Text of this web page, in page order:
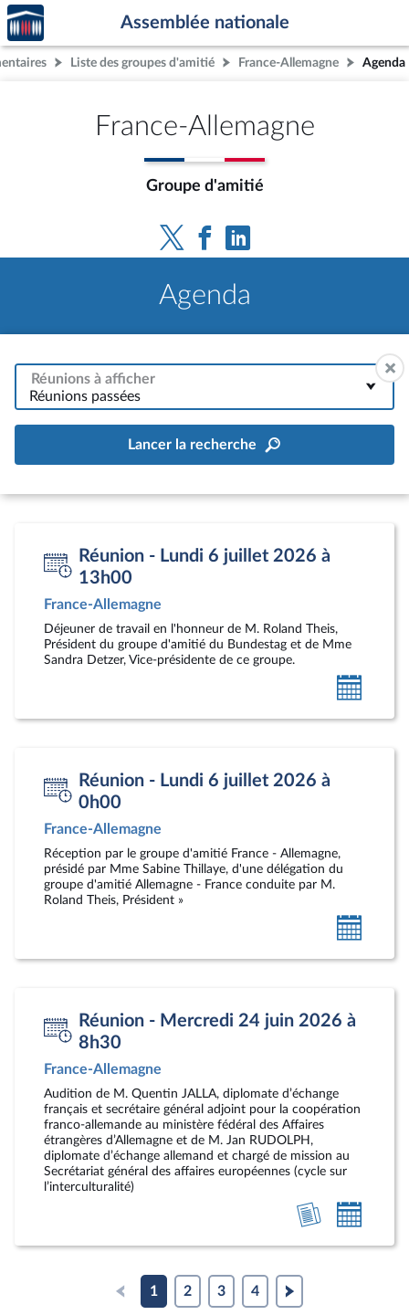
Aller au contenu
Aller en bas de la page
Accèder
à la
page
d'accueil
Assemblée nationale
Liste des groupes d'amitié France-Allemagne Agenda
France-Allemagne
Groupe d'amitié
Agenda
Réunions à afficher
Réunions passées
Lancer la recherche
Réunion - Lundi 6 juillet 2026 à
13h00
France-Allemagne
Déjeuner de travail en l'honneur de M. Roland Theis,
Président du groupe d'amitié du Bundestag et de Mme
Sandra Detzer, Vice-présidente de ce groupe.
au
Réunion - Lundi 6 juillet 2026 à
0h00
France-Allemagne
Réception par le groupe d'amitié France - Allemagne,
présidé par Mme Sabine Thillaye, d'une délégation du
groupe d'amitié Allemagne - France conduite par M.
Roland Theis, Président »
au
Réunion - Mercredi 24 juin 2026 à
8h30
France-Allemagne
Audition de M. Quentin JALLA, diplomate d’échange
français et secrétaire général adjoint pour la coopération
franco-allemande au ministère fédéral des Affaires
étrangères d’Allemagne et de M. Jan RUDOLPH,
diplomate d’échange allemand et chargé de mission au
Secrétariat général des affaires européennes (cycle sur
l’interculturalité)
Voir
l'article
au
1 2 3 4